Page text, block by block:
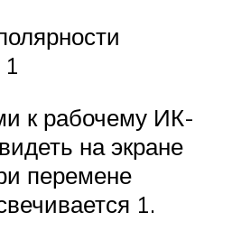
к рабочему ИК-
на экране
перемене
1.